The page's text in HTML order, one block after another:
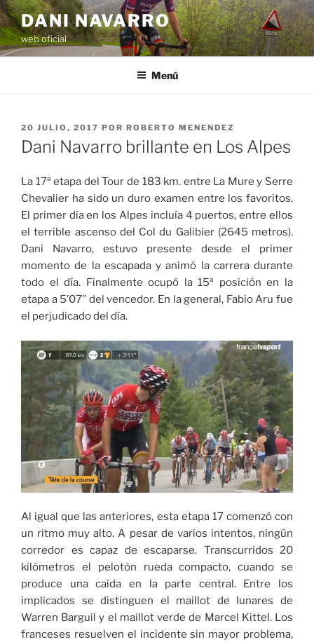
Saltar
al
contenido
DANI NAVARRO
web oficial
Menú
PUBLICADO
EL
20 JULIO, 2017 POR ROBERTO MENENDEZ
Dani Navarro brillante en Los Alpes
La 17ª etapa del Tour de 183 km. entre La Mure y Serre
Chevalier ha sido un duro examen entre los favoritos.
El primer día en los Alpes incluía 4 puertos, entre ellos
el terrible ascenso del Col du Galibier (2645 metros).
Dani Navarro, estuvo presente desde el primer
momento de la escapada y animó la carrera durante
todo el día. Finalmente ocupó la 15ª posición en la
etapa a 5’07’’ del vencedor. En la general, Fabio Aru fue
el perjudicado del día.
Al igual que las anteriores, esta etapa 17 comenzó con
un ritmo muy alto. A pesar de varios intentos, ningún
corredor es capaz de escaparse. Transcurridos 20
kilómetros el pelotón rueda compacto, cuando se
produce una caída en la parte central. Entre los
implicados se distinguen el maillot de lunares de
Warren Barguil y el maillot verde de Marcel Kittel. Los
franceses resuelven el incidente sin mayor problema,